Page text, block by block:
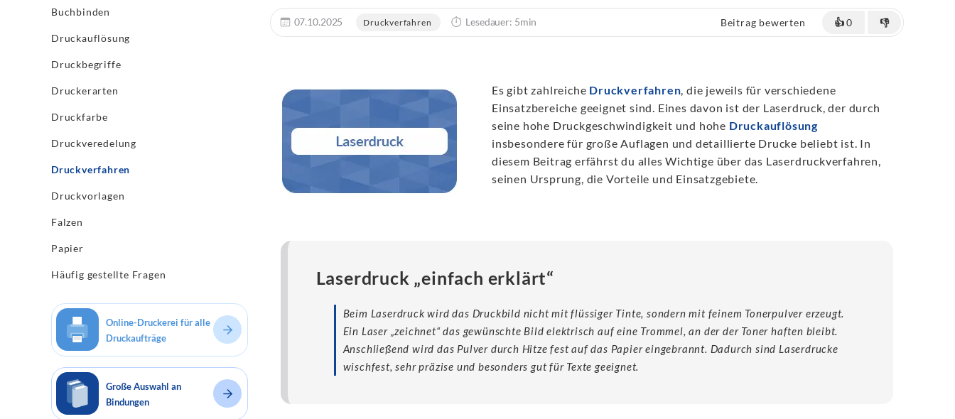
Buchbinden
Druckauflösung
Druckbegriffe
Druckerarten
Druckfarbe
Druckveredelung
Druckverfahren
Druckvorlagen
Falzen
Papier
Häufig gestellte Fragen
Online-Druckerei für alle
Druckaufträge
Große Auswahl an
Bindungen
07.10.2025 Druckverfahren Lesedauer: 5min Beitrag bewerten 👍0 👎
Es gibt zahlreiche Druckverfahren, die jeweils für verschiedene
Einsatzbereiche geeignet sind. Eines davon ist der Laserdruck, der durch
seine hohe Druckgeschwindigkeit und hohe Druckauflösung
insbesondere für große Auflagen und detaillierte Drucke beliebt ist. In
diesem Beitrag erfährst du alles Wichtige über das Laserdruckverfahren,
seinen Ursprung, die Vorteile und Einsatzgebiete.
Laserdruck „einfach erklärt“
Beim Laserdruck wird das Druckbild nicht mit flüssiger Tinte, sondern mit feinem Tonerpulver erzeugt.
Ein Laser „zeichnet“ das gewünschte Bild elektrisch auf eine Trommel, an der der Toner haften bleibt.
Anschließend wird das Pulver durch Hitze fest auf das Papier eingebrannt. Dadurch sind Laserdrucke
wischfest, sehr präzise und besonders gut für Texte geeignet.